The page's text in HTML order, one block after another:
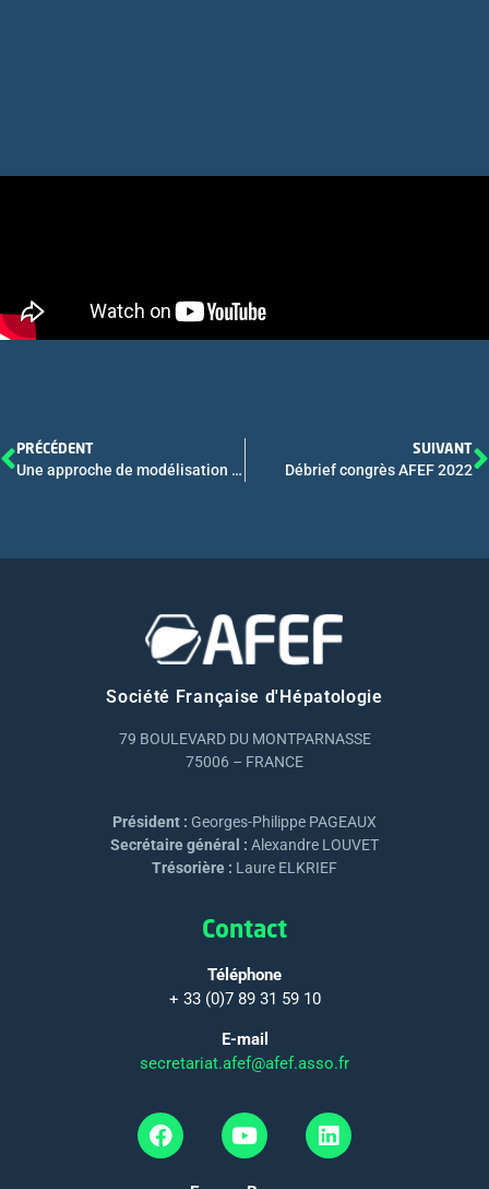
PRÉCÉDENT
Une approche de modélisation pour estimer la morbidité et la mortalité hépatiques liées à l’alcool en France
SUIVANT
Débrief congrès AFEF 2022
Société Française d'Hépatologie
79 BOULEVARD DU MONTPARNASSE
75006 – FRANCE
Président : Georges-Philippe PAGEAUX
Secrétaire général : Alexandre LOUVET
Trésorière : Laure ELKRIEF
Contact
Téléphone
+ 33 (0)7 89 31 59 10
E-mail
secretariat.afef@afef.asso.fr